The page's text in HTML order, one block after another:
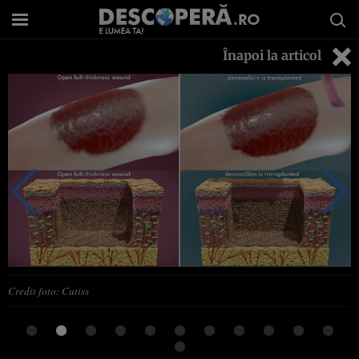
Înapoi la articol
Credit foto: Cutiss